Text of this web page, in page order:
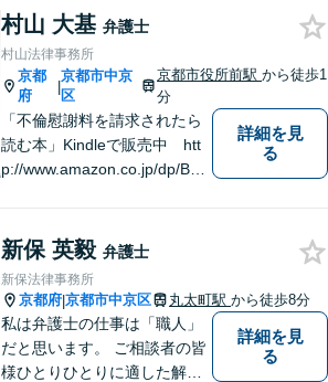
村山 大基 弁護士
村山法律事務所
京都
府
|
京都市中京
区
京都市役所前駅から徒歩1
分
「不倫慰謝料を請求されたら
読む本」Kindleで販売中 htt
p://www.amazon.co.jp/dp/B0F
詳細を見
る
新保 英毅 弁護士
新保法律事務所
京都府|京都市中京区 丸太町駅 から徒歩8分
私は弁護士の仕事は「職人」
だと思います。 ご相談者の皆
様ひとりひとりに適した解決
詳細を見
る